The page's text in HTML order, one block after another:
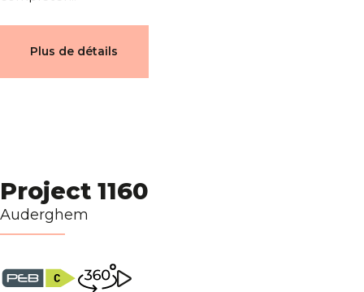
Plus de détails
Project 1160
Auderghem